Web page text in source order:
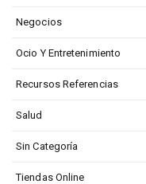
Negocios
Ocio Y Entretenimiento
Recursos Referencias
Salud
Sin Categoría
Tiendas Online